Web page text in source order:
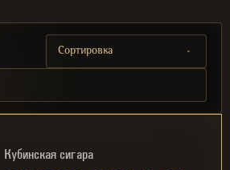
Сортировка
Кубинская сигара